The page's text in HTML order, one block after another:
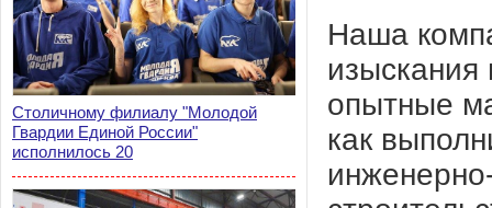
Столичному филиалу "Молодой
Гвардии Единой России"
исполнилось 20
Наша
опытные
как